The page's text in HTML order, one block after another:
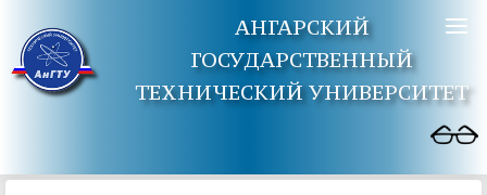
АНГАРСКИЙ
ГОСУДАРСТВЕННЫЙ
ТЕХНИЧЕСКИЙ УНИВЕРСИТЕТ